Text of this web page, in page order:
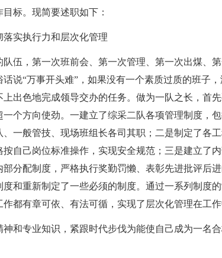
标。现简要述职如下：
实执行力和层次化管理
伍，第一次班前会、第一次管理、第一次出煤、
说“万事开头难”，如果没有一个素质过质的班子
出色地完成领导交办的任务。做为一队之长，首
个方向使劲。一建立了综采二队各项管理制度，
一般管技、现场班组长各司其职；二是制定了各
自己岗位标准操作，实现安全规范；三是建立了
分配制度，严格执行奖勤罚懒、表彰先进批评后
和重新制定了一些必须的制度。通过一系列制度
都有章可依、有法可循，实现了层次化管理在工作
和专业知识，紧跟时代步伐为能使自己成为一名